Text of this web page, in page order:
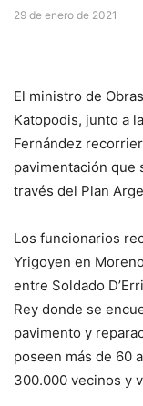
29 de enero de 2021
El ministro de
Katopodis, junto a
Fernández
pavimentación que
través del Plan
Los funcionarios
Yrigoyen en
entre Soldado
Rey donde se
pavimento y
poseen más de 60
300.000 vecinos y